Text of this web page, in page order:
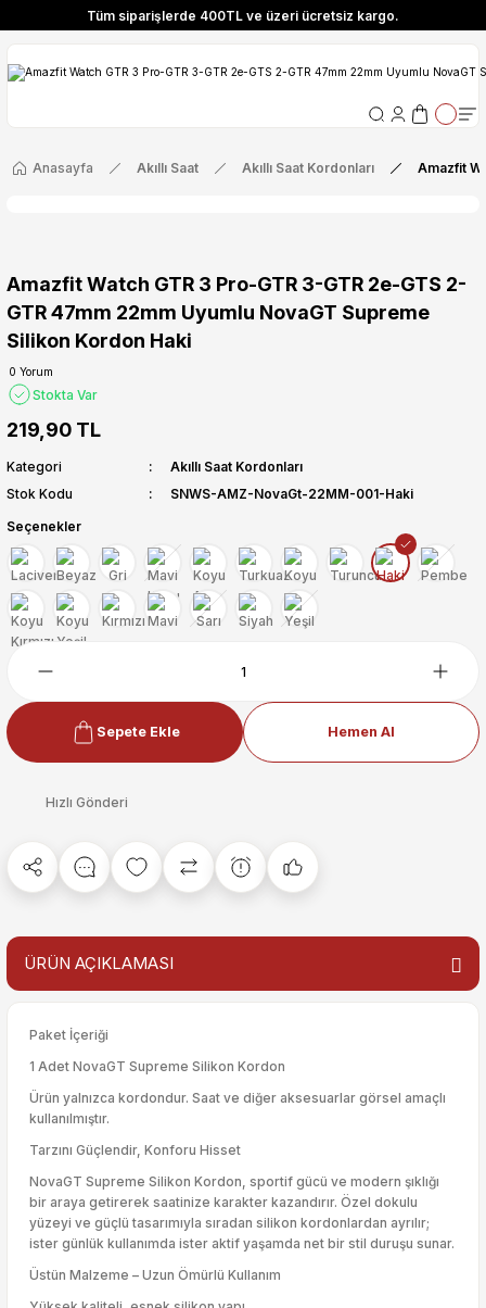
Tüm siparişlerde 400TL ve üzeri ücretsiz kargo.
Özel! YENI10 koduyla 400 TL ve üzeri alışverişlerinizde %10 indirim
Tüm siparişlerde 400TL ve üzeri ücretsiz kargo.
Özel! YENI10 koduyla 400 TL ve üzeri alışverişlerinizde %10 indirim
Anasayfa Akıllı Saat Akıllı Saat Kordonları Amazfit
Amazfit Watch GTR 3 Pro-GTR 3-GTR 2e-GTS 2-
GTR 47mm 22mm Uyumlu NovaGT Supreme
Silikon Kordon Haki
0 Yorum
Stokta Var
219,90 TL
Kategori
Akıllı Saat Kordonları
Stok Kodu
SNWS-AMZ-NovaGt-22MM-001-Haki
Seçenekler
Sepete Ekle Hemen Al
Hızlı Gönderi
ÜRÜN AÇIKLAMASI
Paket İçeriği
1 Adet NovaGT Supreme Silikon Kordon
Ürün yalnızca kordondur. Saat ve diğer aksesuarlar görsel amaçlı
kullanılmıştır.
Tarzını Güçlendir, Konforu Hisset
NovaGT Supreme Silikon Kordon, sportif gücü ve modern şıklığı
bir araya getirerek saatinize karakter kazandırır. Özel dokulu
yüzeyi ve güçlü tasarımıyla sıradan silikon kordonlardan ayrılır;
ister günlük kullanımda ister aktif yaşamda net bir stil duruşu sunar.
Üstün Malzeme – Uzun Ömürlü Kullanım